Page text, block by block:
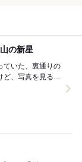
の新星
ていた、裏通りの
ど、写真を見ると